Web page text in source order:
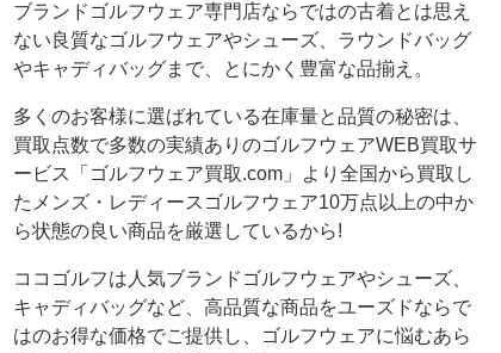
ブランドゴルフウェア専門店ならではの古着とは思え
ない良質なゴルフウェアやシューズ、ラウンドバッグ
やキャディバッグまで、とにかく豊富な品揃え。
多くのお客様に選ばれている在庫量と品質の秘密は、
買取点数で多数の実績ありのゴルフウェアWEB買取サ
ービス「ゴルフウェア買取.com」より全国から買取し
たメンズ・レディースゴルフウェア10万点以上の中か
ら状態の良い商品を厳選しているから!
ココゴルフは人気ブランドゴルフウェアやシューズ、
キャディバッグなど、高品質な商品をユーズドならで
はのお得な価格でご提供し、ゴルフウェアに悩むあら